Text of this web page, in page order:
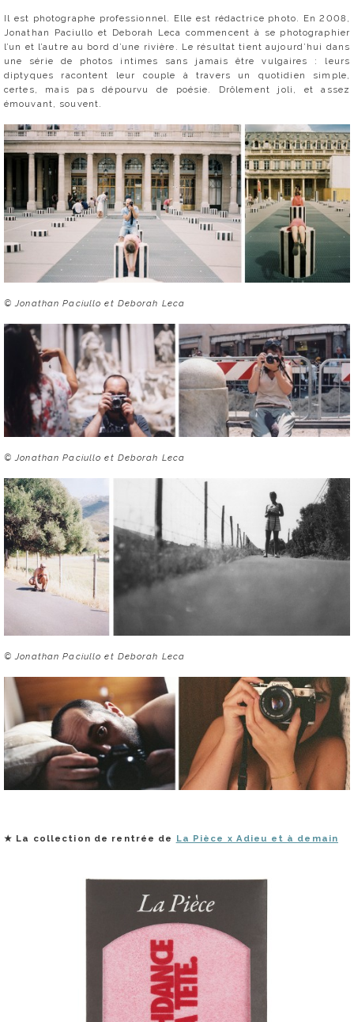
Il est photographe professionnel. Elle est rédactrice photo. En 2008,
Jonathan Paciullo et Deborah Leca commencent à se photographier
l’un et l’autre au bord d’une rivière. Le résultat tient aujourd’hui dans
une série de photos intimes sans jamais être vulgaires : leurs
diptyques racontent leur couple à travers un quotidien simple,
certes, mais pas dépourvu de poésie. Drôlement joli, et assez
émouvant, souvent.
© Jonathan Paciullo et Deborah Leca
© Jonathan Paciullo et Deborah Leca
© Jonathan Paciullo et Deborah Leca
★ La collection de rentrée de La Pièce x Adieu et à demain